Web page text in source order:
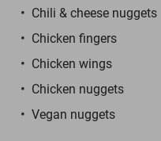
Chili & cheese nuggets
Chicken fingers
Chicken wings
Chicken nuggets
Vegan nuggets